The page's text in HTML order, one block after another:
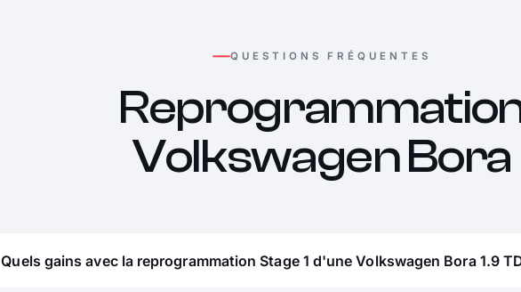
QUESTIONS FRÉQUENTES
Volkswagen Bora
Quels gains avec la reprogrammation Stage 1 d'une Volkswagen Bora 1.9